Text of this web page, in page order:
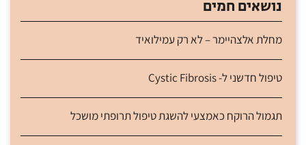
נושאים חמים
מחלת אלצהיימר – לא רק עמילואיד
טיפול חדשני ל- Cystic Fibrosis
תגמול הרוקח כאמצעי להשגת טיפול תרופתי מושכל